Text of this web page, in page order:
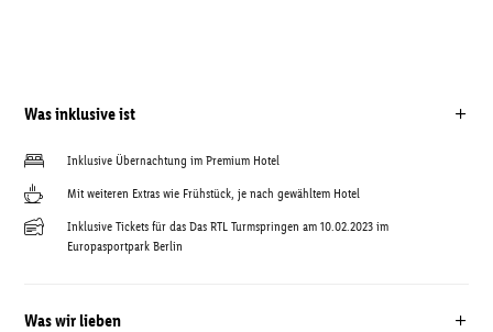
Was inklusive ist
Inklusive Übernachtung im Premium Hotel
Mit weiteren Extras wie Frühstück, je nach gewähltem Hotel
Inklusive Tickets für das Das RTL Turmspringen am 10.02.2023 im
Europasportpark Berlin
Was wir lieben